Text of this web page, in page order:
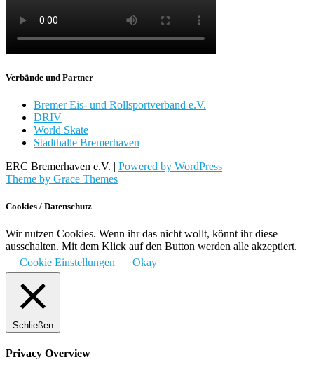
Verbände und Partner
Bremer Eis- und Rollsportverband e.V.
DRIV
World Skate
Stadthalle Bremerhaven
ERC Bremerhaven e.V. | Powered by WordPress
Theme by Grace Themes
Cookies / Datenschutz
Wir nutzen Cookies. Wenn ihr das nicht wollt, könnt ihr diese
ausschalten. Mit dem Klick auf den Button werden alle akzeptiert.
Cookie Einstellungen
Okay
Schließen
Privacy Overview